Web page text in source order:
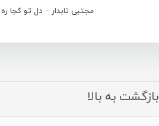
مجتبی تابدار – دل تو کجا ره
بازگشت به بالا